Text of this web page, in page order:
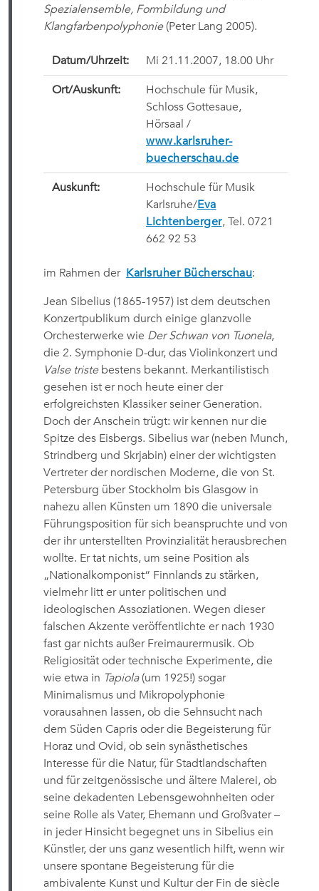
Spezialensemble, Formbildung und
Klangfarbenpolyphonie(Peter Lang 2005).
Datum/Uhrzeit: Mi 21.11.2007, 18.00 Uhr
Ort/Auskunft:
Hochschule für Musik,
Schloss Gottesaue,
Hörsaal /
www.karlsruher-
buecherschau.de
Auskunft:
Hochschule für Musik
Karlsruhe/Eva
Lichtenberger, Tel. 0721
662 92 53
im Rahmen der Karlsruher Bücherschau:
Jean Sibelius (1865-1957) ist dem deutschen
Konzertpublikum durch einige glanzvolle
Orchesterwerke wie Der Schwan von Tuonela,
die 2. Symphonie D-dur, das Violinkonzert und
Valse tristebestens bekannt. Merkantilistisch
gesehen ist er noch heute einer der
erfolgreichsten Klassiker seiner Generation.
Doch der Anschein trügt: wir kennen nur die
Spitze des Eisbergs. Sibelius war (neben Munch,
Strindberg und Skrjabin) einer der wichtigsten
Vertreter der nordischen Moderne, die von St.
Petersburg über Stockholm bis Glasgow in
nahezu allen Künsten um 1890 die universale
Führungsposition für sich beanspruchte und von
der ihr unterstellten Provinzialität herausbrechen
wollte. Er tat nichts, um seine Position als
„Nationalkomponist“ Finnlands zu stärken,
vielmehr litt er unter politischen und
ideologischen Assoziationen. Wegen dieser
falschen Akzente veröffentlichte er nach 1930
fast gar nichts außer Freimaurermusik. Ob
Religiosität oder technische Experimente, die
wie etwa in Tapiola(um 1925!) sogar
Minimalismus und Mikropolyphonie
vorausahnen lassen, ob die Sehnsucht nach
dem Süden Capris oder die Begeisterung für
Horaz und Ovid, ob sein synästhetisches
Interesse für die Natur, für Stadtlandschaften
und für zeitgenössische und ältere Malerei, ob
seine dekadenten Lebensgewohnheiten oder
seine Rolle als Vater, Ehemann und Großvater –
in jeder Hinsicht begegnet uns in Sibelius ein
Künstler, der uns ganz wesentlich hilft, wenn wir
unsere spontane Begeisterung für die
ambivalente Kunst und Kultur der Fin de siècle